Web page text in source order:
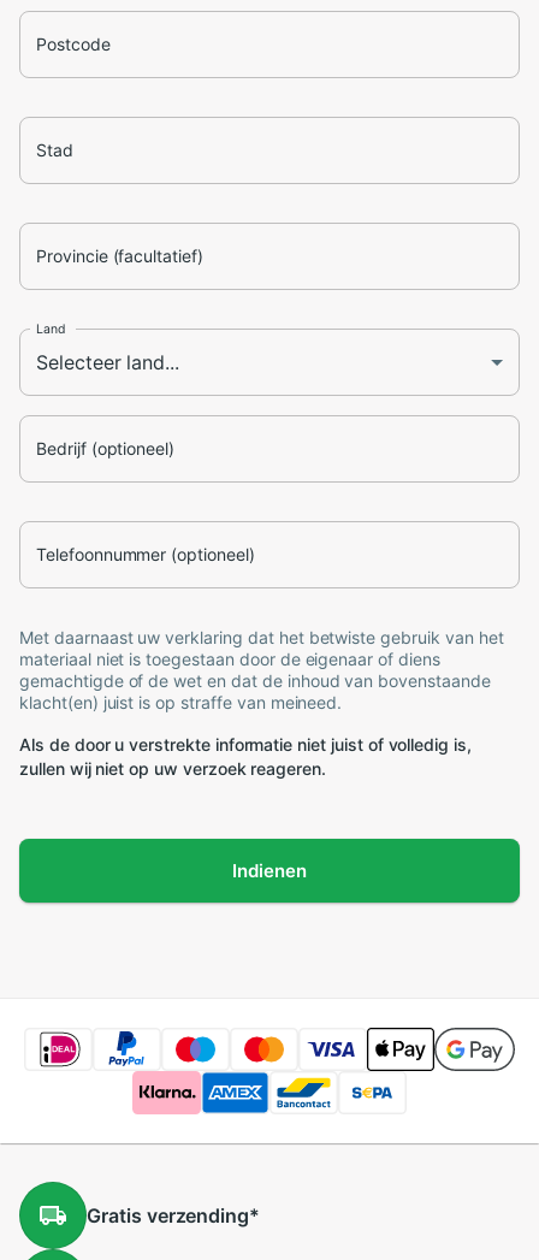
Postcode
Stad
Provincie (facultatief)
Land
Bedrijf (optioneel)
Telefoonnummer (optioneel)
Met daarnaast uw verklaring dat het betwiste gebruik van het
materiaal niet is toegestaan door de eigenaar of diens
gemachtigde of de wet en dat de inhoud van bovenstaande
klacht(en) juist is op straffe van meineed.
Als de door u verstrekte informatie niet juist of volledig is,
zullen wij niet op uw verzoek reageren.
Indienen
Gratis verzending*